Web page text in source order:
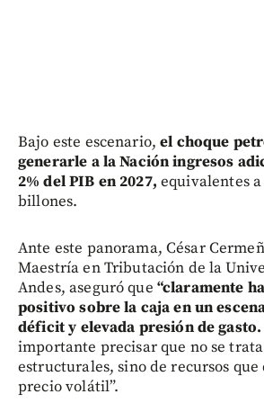
Bajo este escenario, el choque
generarle a la Nación ingresos
2% del PIB en 2027, equivalentes
billones.
Ante este panorama, César
Maestría en Tributación de la
Andes, aseguró que “claramente
positivo sobre la caja en un
déficit y elevada presión de gasto.
importante precisar que no se
estructurales, sino de recursos
precio volátil”.